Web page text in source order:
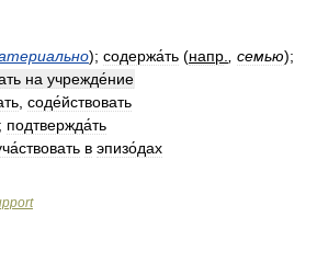
); содержа́ть (напр семью);
на учрежде́ние
соде́йствовать
; подтвержда́ть
в эпизо́дах